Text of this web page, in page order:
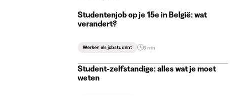
Studentenjob op je 15e in België: wat
verandert?
Werken als jobstudent 3 min
Student-zelfstandige: alles wat je moet
weten